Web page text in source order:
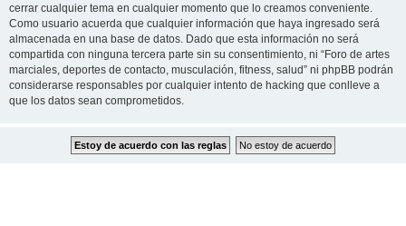
cerrar cualquier tema en cualquier momento que lo creamos conveniente.
Como usuario acuerda que cualquier información que haya ingresado será
almacenada en una base de datos. Dado que esta información no será
compartida con ninguna tercera parte sin su consentimiento, ni “Foro de artes
marciales, deportes de contacto, musculación, fitness, salud” ni phpBB podrán
considerarse responsables por cualquier intento de hacking que conlleve a
que los datos sean comprometidos.